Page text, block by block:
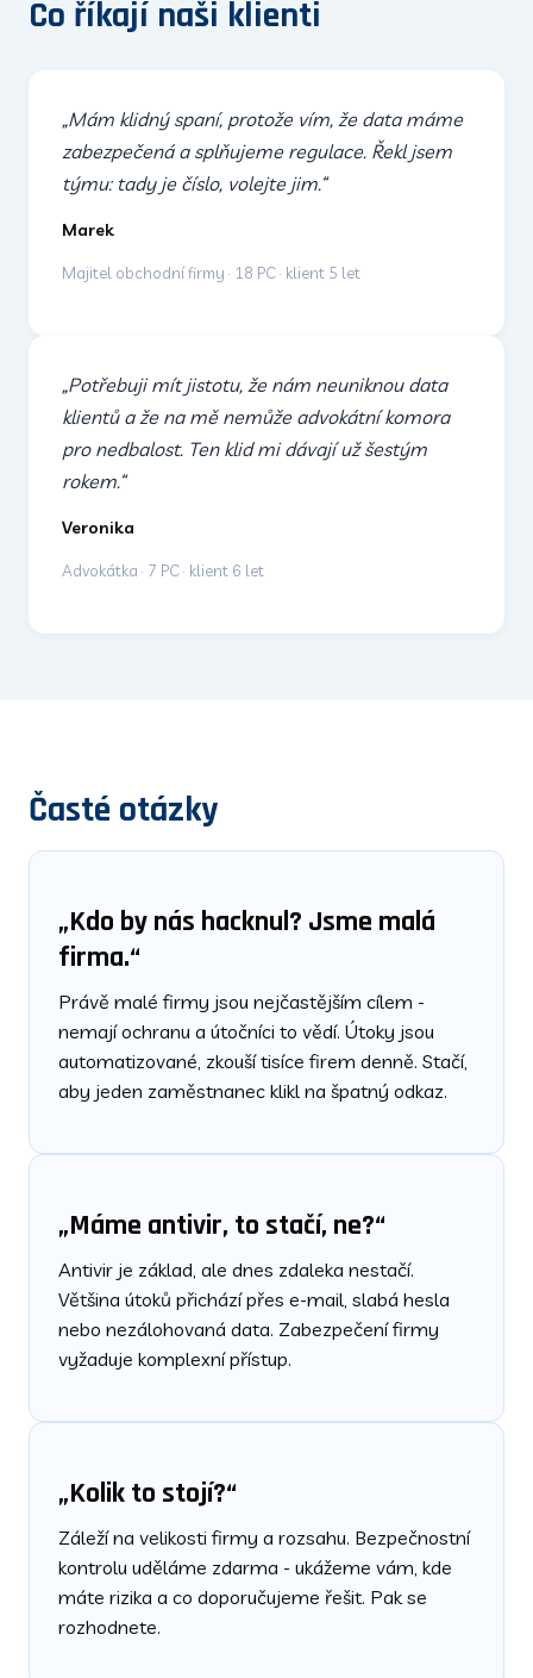
Co říkají naši klienti
„Mám klidný spaní, protože vím, že data máme
zabezpečená a splňujeme regulace. Řekl jsem
týmu: tady je číslo, volejte jim.“
Marek
Majitel obchodní firmy · 18 PC · klient 5 let
„Potřebuji mít jistotu, že nám neuniknou data
klientů a že na mě nemůže advokátní komora
pro nedbalost. Ten klid mi dávají už šestým
rokem.“
Veronika
Advokátka · 7 PC · klient 6 let
Časté otázky
„Kdo by nás hacknul? Jsme malá
firma.“
Právě malé firmy jsou nejčastějším cílem -
nemají ochranu a útočníci to vědí. Útoky jsou
automatizované, zkouší tisíce firem denně. Stačí,
aby jeden zaměstnanec klikl na špatný odkaz.
„Máme antivir, to stačí, ne?“
Antivir je základ, ale dnes zdaleka nestačí.
Většina útoků přichází přes e-mail, slabá hesla
nebo nezálohovaná data. Zabezpečení firmy
vyžaduje komplexní přístup.
„Kolik to stojí?“
Záleží na velikosti firmy a rozsahu. Bezpečnostní
kontrolu uděláme zdarma - ukážeme vám, kde
máte rizika a co doporučujeme řešit. Pak se
rozhodnete.